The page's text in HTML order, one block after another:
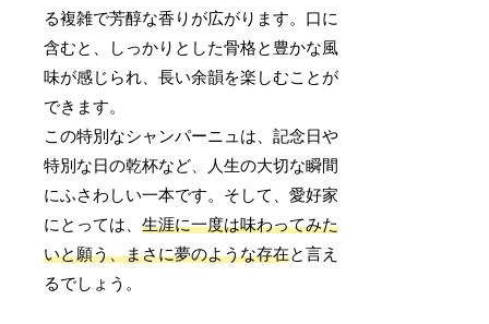
る複雑で芳醇な香りが広がります。口に
含むと、しっかりとした骨格と豊かな風
味が感じられ、長い余韻を楽しむことが
できます。
この特別なシャンパーニュは、記念日や
特別な日の乾杯など、人生の大切な瞬間
にふさわしい一本です。そして、愛好家
にとっては、生涯に一度は味わってみた
いと願う、まさに夢のような存在と言え
るでしょう。